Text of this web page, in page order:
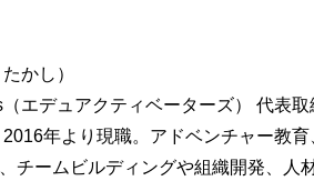
かし）
（エデュアクティベーターズ） 代表取
年より現職。アドベンチャー教
チームビルディングや組織開発、